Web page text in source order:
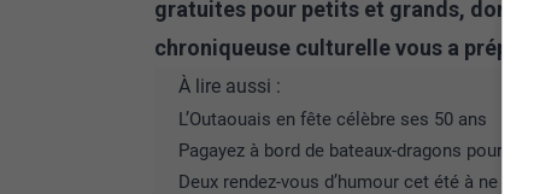
gratuites pour petits et grands, dont
chroniqueuse culturelle vous a
À lire aussi :
L’Outaouais en fête célèbre ses 50 ans
Pagayez à bord de bateaux-dragons pour la
Deux rendez-vous d’humour cet été à ne pas